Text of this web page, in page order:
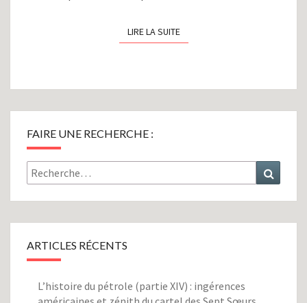
LIRE LA SUITELIRE LA SUITE
FAIRE UNE RECHERCHE :
Rechercher :
ARTICLES RÉCENTS
L’histoire du pétrole (partie XIV) : ingérences